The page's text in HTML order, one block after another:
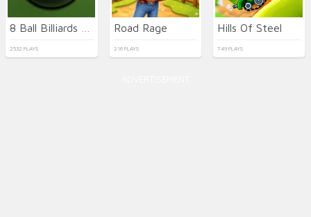
2532 PLAYS
Road Rage
216 PLAYS
Hills Of Steel
749 PLAYS